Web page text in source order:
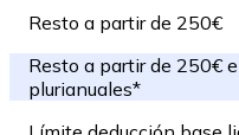
Resto a partir de 250€
Resto a partir de 250€
plurianuales*